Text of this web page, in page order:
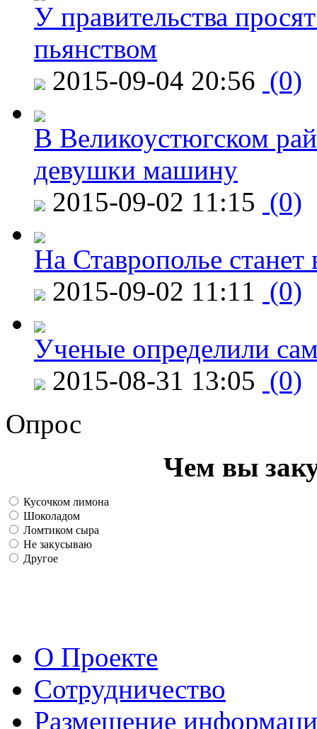
У правительства
пьянством
2015-09-04 20:56 (0)
В Великоустюгском
девушки машину
2015-09-02 11:15 (0)
На Ставрополье
2015-09-02 11:11 (0)
Ученые определили
2015-08-31 13:05 (0)
Опрос
Чем вы
Кусочком лимона
Шоколадом
Ломтиком сыра
Не закусываю
Другое
О Проекте
Сотрудничество
Размещение